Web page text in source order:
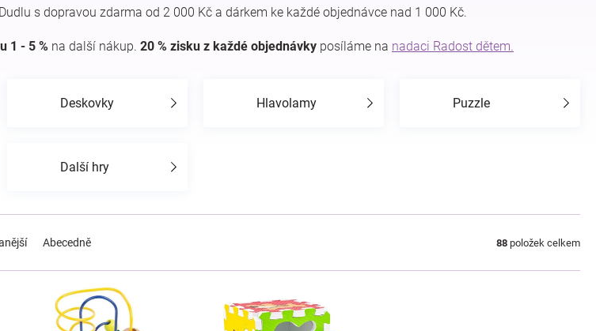
s dopravou zdarma od 2 000 Kč a dárkem ke každé objednávce nad 1 000 Kč.
1 - 5 % na další nákup. 20 % zisku z každé objednávky posíláme na nadaci Radost dětem.
Deskovky Hlavolamy Puzzle
Další hry
Abecedně 88 položek celkem